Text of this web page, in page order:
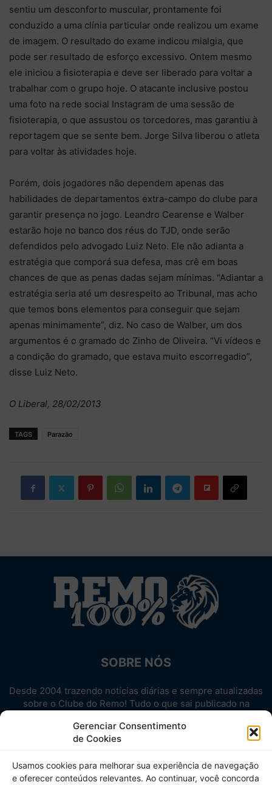
Gerenciar Consentimento
de Cookies
Usamos cookies para melhorar sua experiência de navegação
e oferecer conteúdos relevantes. Ao continuar, você concorda
sentiu um desconforto muscular, prontamente foi
conduzido a uma clínia particular onde realizou um exame
de imagem. O resultado do exame indicou mialgia, que
pode ser resultado de esforço excessivo. Ontem mesmo
ele iniciou a fisioterapia e deve ser liberado para voltar a
trabalhar com o grupo hoje. O atacante inclusive postou
uma foto na rede social Instagram de uma sessão de
fisioterapia, o que assustou os torcedores, mas garantiu à
reportagem que se sente bem. Jorge Silva liberou o atleta
para voltar às atividades hoje.
Porém, dois jogadores não dependem apenas das
habilidades de departamentos extra-campo do clube para
garantir presença no jogo. Leandro Cearense e Walber
estarão hoje no banco dos réus do TJD, onde serão
defendidos pelo advogado Luiz Neto. Ele não adianta a
estratégia que comporá sua defesa, mas crê em boas
chances de que as penas dadas sejam mínimas. “Adiantar a
estratégia seria até um desrespeito ao Tribunal, mas acho
que temos bons elementos para conseguir que sejam
apenas minimamente”, diz. No caso de Walber, um dos
argumentos é o gramado do Zinho de Oliveira. “Vi vídeos e
a condição do gramado, que estava muito escorregadio”,
disse Luiz Neto.
O Liberal, 28/02/2013
TAGS Parazão
SOBRE NÓS
Desde 2004 trazendo notícias diárias e sempre atualizadas
sobre o Clube do Remo! Tudo o que sai publicado na
Aproveite! Site não-oficial.
SIGA-NOS